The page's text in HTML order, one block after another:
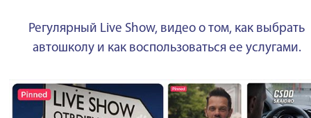
Регулярный Live Show, видео о том, как выбрать
автошколу и как воспользоваться ее услугами.